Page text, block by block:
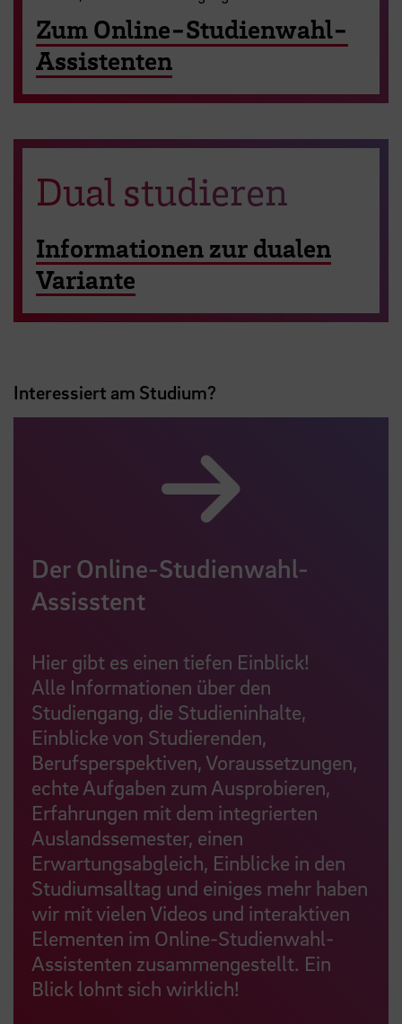
Zum Online-Studienwahl-
Assistenten
Dual studieren
Informationen zur dualen
Variante
Interessiert am Studium?
Der Online-Studienwahl-
Assisstent
Hier gibt es einen tiefen Einblick!
Alle Informationen über den
Studiengang, die Studieninhalte,
Einblicke von Studierenden,
Berufsperspektiven, Voraussetzungen,
echte Aufgaben zum Ausprobieren,
Erfahrungen mit dem integrierten
Auslandssemester, einen
Erwartungsabgleich, Einblicke in den
Studiumsalltag und einiges mehr haben
wir mit vielen Videos und interaktiven
Elementen im Online-Studienwahl-
Assistenten zusammengestellt. Ein
Blick lohnt sich wirklich!